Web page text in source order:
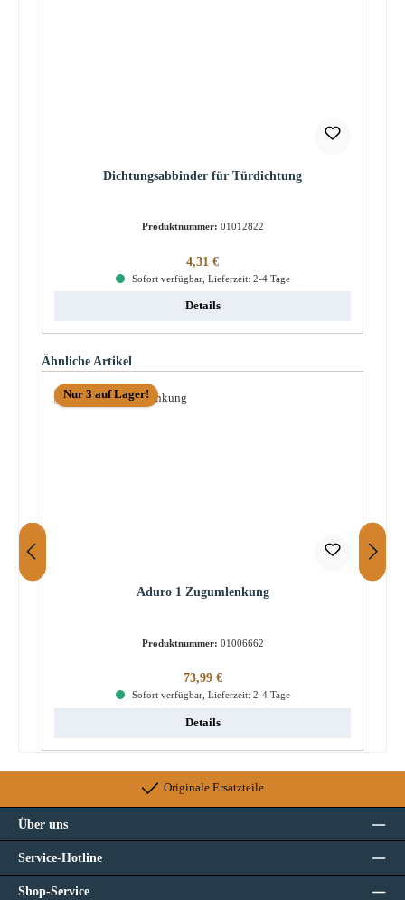
Dichtungsabbinder für Türdichtung
Produktnummer: 01012822
Regulärer Preis:
4,31 €
Sofort verfügbar, Lieferzeit: 2-4 Tage
Details
Produktgalerie überspringen
Ähnliche Artikel
Nur 3 auf Lager!
Aduro 1 Zugumlenkung
Produktnummer: 01006662
Regulärer Preis:
73,99 €
Sofort verfügbar, Lieferzeit: 2-4 Tage
Details
Originale Ersatzteile
Über uns
Service-Hotline
Shop-Service